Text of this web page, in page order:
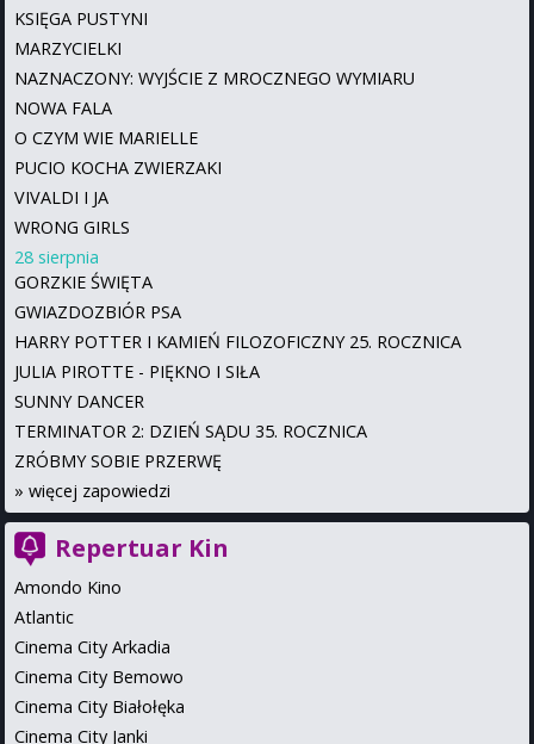
KSIĘGA PUSTYNI
MARZYCIELKI
NAZNACZONY: WYJŚCIE Z MROCZNEGO WYMIARU
NOWA FALA
O CZYM WIE MARIELLE
PUCIO KOCHA ZWIERZAKI
VIVALDI I JA
WRONG GIRLS
28 sierpnia
GORZKIE ŚWIĘTA
GWIAZDOZBIÓR PSA
HARRY POTTER I KAMIEŃ FILOZOFICZNY 25. ROCZNICA
JULIA PIROTTE - PIĘKNO I SIŁA
SUNNY DANCER
TERMINATOR 2: DZIEŃ SĄDU 35. ROCZNICA
ZRÓBMY SOBIE PRZERWĘ
» więcej zapowiedzi
Repertuar Kin
Amondo Kino
Atlantic
Cinema City Arkadia
Cinema City Bemowo
Cinema City Białołęka
Cinema City Janki